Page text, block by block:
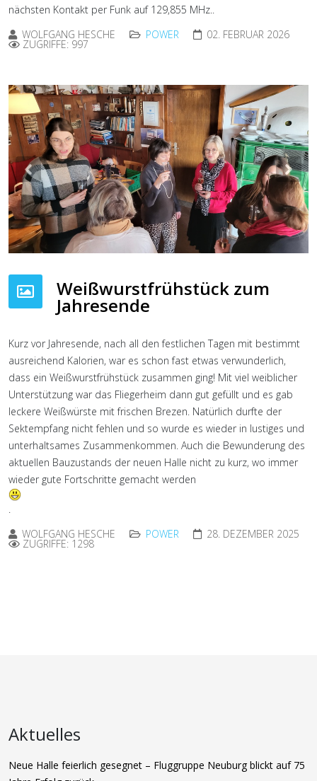
nächsten Kontakt per Funk auf 129,855 MHz..
WOLFGANG HESCHE
POWER 02. FEBRUAR 2026
ZUGRIFFE: 997
Previous
Weißwurstfrühstück zum
Jahresende
Kurz vor Jahresende, nach all den festlichen Tagen mit bestimmt
ausreichend Kalorien, war es schon fast etwas verwunderlich,
dass ein Weißwurstfrühstück zusammen ging! Mit viel weiblicher
Unterstützung war das Fliegerheim dann gut gefüllt und es gab
leckere Weißwürste mit frischen Brezen. Natürlich durfte der
Sektempfang nicht fehlen und so wurde es wieder in lustiges und
unterhaltsames Zusammenkommen. Auch die Bewunderung des
aktuellen Bauzustands der neuen Halle nicht zu kurz, wo immer
wieder gute Fortschritte gemacht werden
.
WOLFGANG HESCHE
POWER 28. DEZEMBER 2025
ZUGRIFFE: 1298
Aktuelles
Neue Halle feierlich gesegnet – Fluggruppe Neuburg blickt auf 75